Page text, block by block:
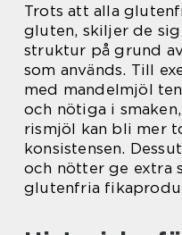
Trots att alla
gluten, skiljer de sig
struktur på grund
som används. Till
med mandelmjöl
och nötiga i
rismjöl kan bli mer
konsistensen.
och nötter ge extra
glutenfria